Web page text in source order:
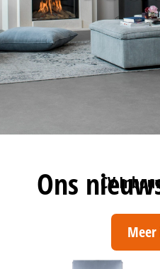
Ons CV